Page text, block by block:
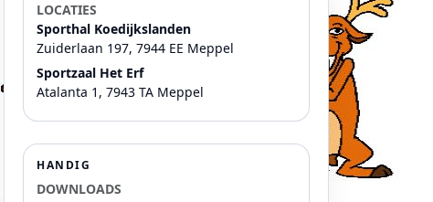
LOCATIES
Sporthal Koedijkslanden
Zuiderlaan 197, 7944 EE Meppel
Sportzaal Het Erf
Atalanta 1, 7943 TA Meppel
HANDIG
DOWNLOADS